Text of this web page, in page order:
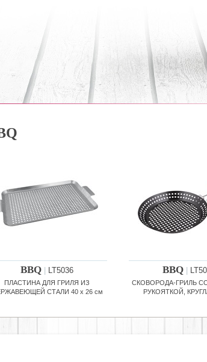
BBQ LT5036
ПЛАСТИНА ДЛЯ ГРИЛЯ ИЗ
СТАЛИ 40 x 26 см
BBQ
СКОВОРОДА-ГРИЛЬ
РУКОЯТКОЙ,